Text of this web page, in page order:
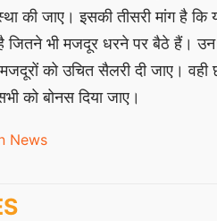
की जाए। इसकी तीसरी मांग है
है जितने भी मजदूर धरने पर बैठे हैं।
को उचित सैलरी दी जाए।
को बोनस दिया जाए।
News